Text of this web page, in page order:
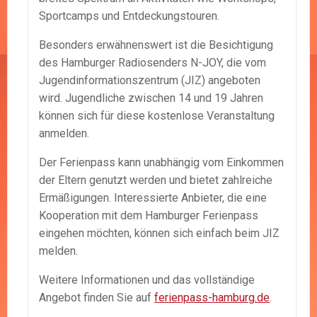
Sportcamps und Entdeckungstouren.
Besonders erwähnenswert ist die Besichtigung
des Hamburger Radiosenders N-JOY, die vom
Jugendinformationszentrum (JIZ) angeboten
wird. Jugendliche zwischen 14 und 19 Jahren
können sich für diese kostenlose Veranstaltung
anmelden.
Der Ferienpass kann unabhängig vom Einkommen
der Eltern genutzt werden und bietet zahlreiche
Ermäßigungen. Interessierte Anbieter, die eine
Kooperation mit dem Hamburger Ferienpass
eingehen möchten, können sich einfach beim JIZ
melden.
Weitere Informationen und das vollständige
Angebot finden Sie auf ferienpass-hamburg.de.